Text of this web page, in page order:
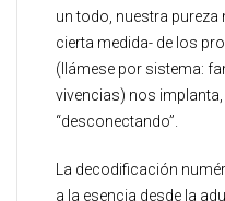
un todo, nuestra pureza
cierta medida- de los
(llámese por sistema:
vivencias) nos
“desconectando”.
La decodificación
a la esencia desde la